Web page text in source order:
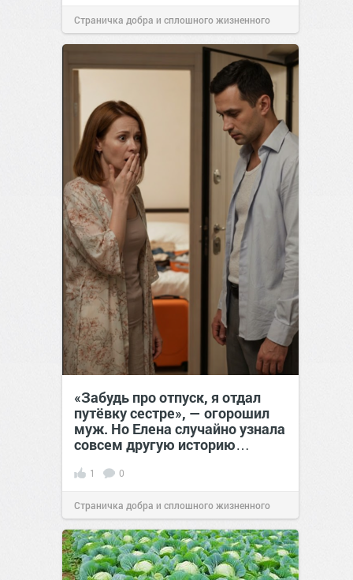
Страничка добра и сплошного жизненного
позитива!17:38Вчера
«Забудь про отпуск, я отдал
путёвку сестре», — огорошил
муж. Но Елена случайно узнала
совсем другую историю…
1 0
Страничка добра и сплошного жизненного
позитива!00:28Вчера